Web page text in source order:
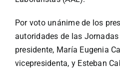
Por voto unánime de los
autoridades de las
presidente, María Eugenia
vicepresidenta, y Esteban